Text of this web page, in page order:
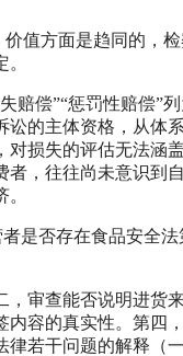
方面是趋同的，
偿”“惩罚性赔偿”
的主体资格，从体
损失的评估无法涵
，往往尚未意识到
否存在食品安全法
审查能否说明进货
容的真实性。第四
若干问题的解释（